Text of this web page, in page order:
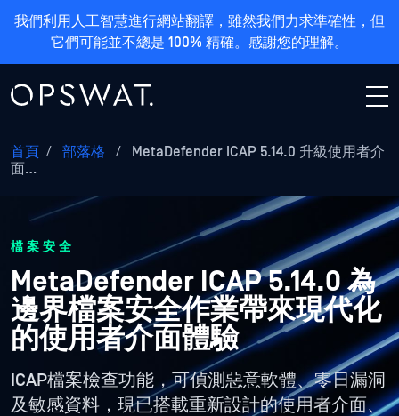
我們利用人工智慧進行網站翻譯，雖然我們力求準確性，但
它們可能並不總是 100% 精確。感謝您的理解。
首頁 / 部落格 /
MetaDefender ICAP 5.14.0 升級使用者介
面…
檔案安全
MetaDefender ICAP 5.14.0 為
邊界檔案安全作業帶來現代化
的使用者介面體驗
ICAP檔案檢查功能，可偵測惡意軟體、零日漏洞
及敏感資料，現已搭載重新設計的使用者介面、